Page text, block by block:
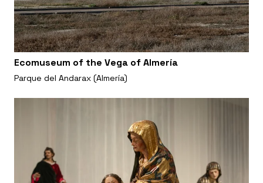
Ecomuseum of the Vega of Almería
Parque del Andarax (Almería)